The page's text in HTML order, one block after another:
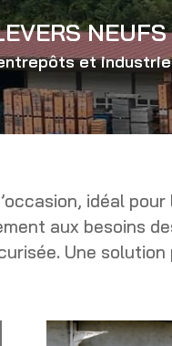
et
idéal
aux besoins
Une